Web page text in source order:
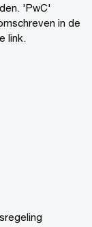
'PwC'
in de
link.